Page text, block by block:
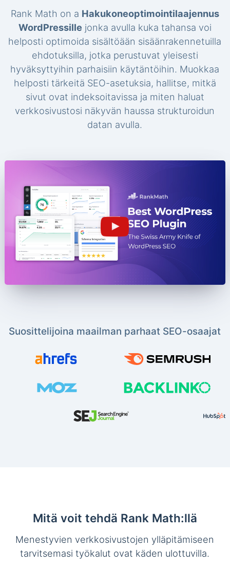
Rank Math on a Hakukoneoptimointilaajennus
WordPressille jonka avulla kuka tahansa voi
helposti optimoida sisältöään sisäänrakennetuilla
ehdotuksilla, jotka perustuvat yleisesti
hyväksyttyihin parhaisiin käytäntöihin. Muokkaa
helposti tärkeitä SEO-asetuksia, hallitse, mitkä
sivut ovat indeksoitavissa ja miten haluat
verkkosivustosi näkyvän haussa strukturoidun
datan avulla.
Suosittelijoina maailman parhaat SEO-osaajat
Mitä voit tehdä Rank Math:llä
Menestyvien verkkosivustojen ylläpitämiseen
tarvitsemasi työkalut ovat käden ulottuvilla.